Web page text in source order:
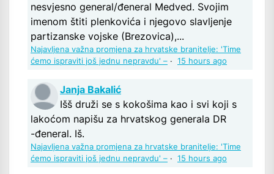
nesvjesno general/đeneral Medved. Svojim
imenom štiti plenkovića i njegovo slavljenje
partizanske vojske (Brezovica),...
Najavljena važna promjena za hrvatske branitelje: 'Time
ćemo ispraviti još jednu nepravdu' – · 15 hours ago
Janja Bakalić
Išš druži se s kokošima kao i svi koji s
lakoćom napišu za hrvatskog generala DR
-đeneral. Iš.
Najavljena važna promjena za hrvatske branitelje: 'Time
ćemo ispraviti još jednu nepravdu' – · 15 hours ago